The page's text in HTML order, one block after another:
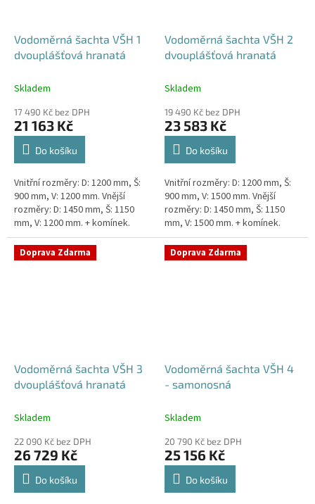
Vodoměrná šachta VŠH 1
dvouplášťová hranatá
Skladem
17 490 Kč bez DPH
21 163 Kč
Do košíku
Vnitřní rozměry: D: 1200 mm, Š:
900 mm, V: 1200 mm. Vnější
rozměry: D: 1450 mm, Š: 1150
mm, V: 1200 mm. + komínek.
Dvouplášťová vodoměrná šachta
- do míst se spodní...
Vodoměrná šachta VŠH 2
dvouplášťová hranatá
Skladem
19 490 Kč bez DPH
23 583 Kč
Do košíku
Vnitřní rozměry: D: 1200 mm, Š:
900 mm, V: 1500 mm. Vnější
rozměry: D: 1450 mm, Š: 1150
mm, V: 1500 mm. + komínek.
Dvouplášťová vodoměrná šachta
- do míst se spodní...
Doprava Zdarma
Vodoměrná šachta VŠH 3
dvouplášťová hranatá
Skladem
22 090 Kč bez DPH
26 729 Kč
Do košíku
Doprava Zdarma
Vodoměrná šachta VŠH 4
- samonosná
Skladem
20 790 Kč bez DPH
25 156 Kč
Do košíku